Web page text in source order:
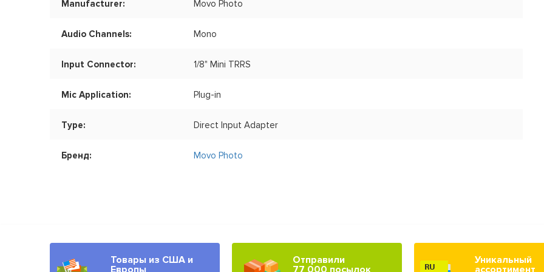
Manufacturer: Movo Photo
Audio Channels: Mono
Input Connector: 1/8" Mini TRRS
Mic Application: Plug-in
Type: Direct Input Adapter
Бренд: Movo Photo
Товары из США и
Отправили
Уникальный